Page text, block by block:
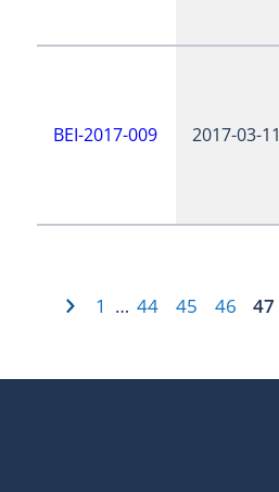
BEI-2017-009 2017-03-11
1 … 44 45 46 47